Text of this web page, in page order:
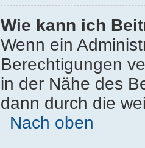
Wie kann ich
Wenn ein
Berechtigungen
in der Nähe des
dann durch die
Nach oben